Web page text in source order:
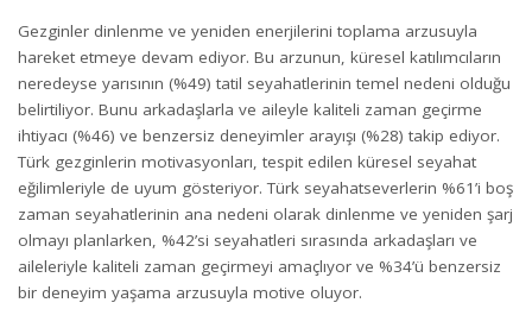
Gezginler dinlenme ve yeniden enerjilerini toplama arzusuyla
hareket etmeye devam ediyor. Bu arzunun, küresel katılımcıların
neredeyse yarısının (%49) tatil seyahatlerinin temel nedeni olduğu
belirtiliyor. Bunu arkadaşlarla ve aileyle kaliteli zaman geçirme
ihtiyacı (%46) ve benzersiz deneyimler arayışı (%28) takip ediyor.
Türk gezginlerin motivasyonları, tespit edilen küresel seyahat
eğilimleriyle de uyum gösteriyor. Türk seyahatseverlerin %61’i boş
zaman seyahatlerinin ana nedeni olarak dinlenme ve yeniden şarj
olmayı planlarken, %42’si seyahatleri sırasında arkadaşları ve
aileleriyle kaliteli zaman geçirmeyi amaçlıyor ve %34’ü benzersiz
bir deneyim yaşama arzusuyla motive oluyor.